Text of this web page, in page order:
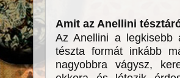
Amit az Anellini
Az Anellini a legkisebb
tészta formát inkább
nagyobbra vágysz,